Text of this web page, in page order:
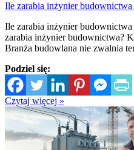
Ile zarabia inżynier
Ile zarabia inżynier
zarabia inżynier budownictwa?
Branża budowlana nie zwalnia
Podziel się:
Czytaj więcej »